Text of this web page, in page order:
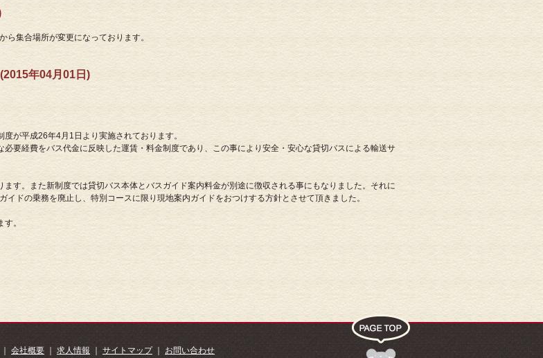
集合場所が変更になっております。
年04月01日)
が平成26年4月1日より実施されております。
要経費をバス代金に反映した運賃・料金制度であり、この事により安全・安心な貸切バスによる輸送サ
す。また新制度では貸切バス本体とバスガイド案内料金が別途に徴収される事にもなりました。それに
ドの乗務を廃止し、特別コースに限り現地案内ガイドをおつけする方針とさせて頂きました。
。
会社概要 求人情報｜ サイトマップ｜ お問い合わせ